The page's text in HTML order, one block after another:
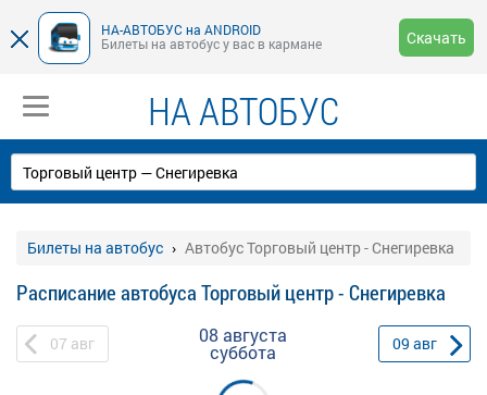
НА-АВТОБУС на ANDROID
Билеты на автобус у вас в кармане
Скачать
НА АВТОБУС
Билеты на автобус Автобус Торговый центр - Снегиревка
Расписание автобуса Торговый центр - Снегиревка
07 авг 08 августа
суббота 09 авг